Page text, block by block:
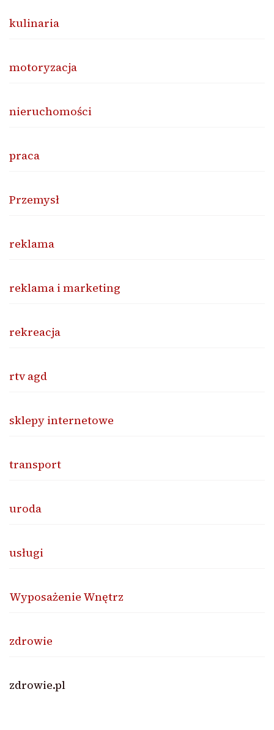
kulinaria
motoryzacja
nieruchomości
praca
Przemysł
reklama
reklama i marketing
rekreacja
rtv agd
sklepy internetowe
transport
uroda
usługi
Wyposażenie Wnętrz
zdrowie
zdrowie.pl